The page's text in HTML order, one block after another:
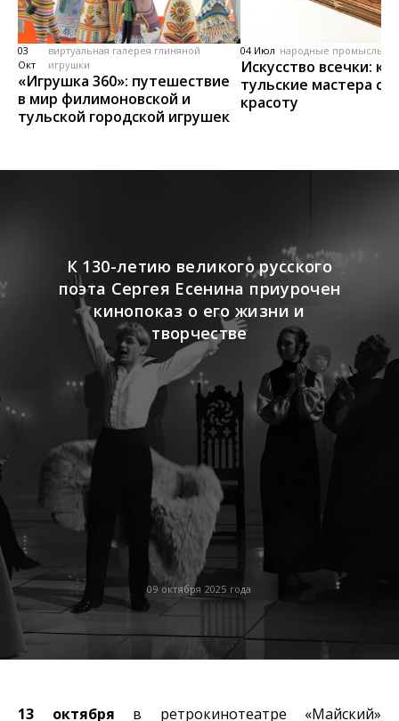
03
Окт
виртуальная галерея глиняной
игрушки
«Игрушка 360»: путешествие
в мир филимоновской и
тульской городской игрушек
04 Июл народные промыслы,
Искусство всечки: как
тульские мастера
красоту
09 октября 2025 года
К 130-летию великого русского
поэта Сергея Есенина приурочен
кинопоказ о его жизни и
творчестве
13 октября в ретрокинотеатре «Майский»